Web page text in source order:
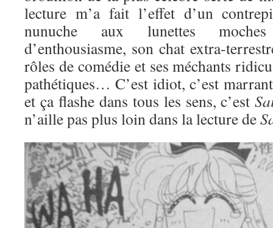
lecture m’a fait l’effet d’un
nunuche aux lunettes
d’enthousiasme, son chat extra-
rôles de comédie et ses méchants
pathétiques… C’est idiot, c’est
et ça flashe dans tous les sens, c’est
n’aille pas plus loin dans la lecture de